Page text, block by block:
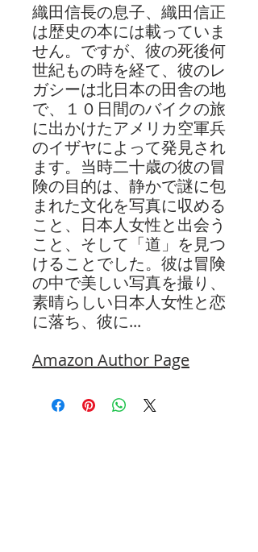
織田信長の息子、織田信正
は歴史の本には載っていま
せん。 ですが、彼の死後何
世紀もの時を経て、彼のレ
ガシーは北日本の田舎の地
で、１０日間のバイクの旅
に出かけたアメリカ空軍兵
のイザヤによって発見され
ます。当時二十歳の彼の冒
険の目的は、静かで謎に包
まれた文化を写真に収める
こと、
日本人女性と出会う
こと、 そして 「道」を 見つ
けることでした。彼は冒険
の中で美しい写真を撮り、
素晴らしい日本人女性と恋
に落ち、彼に...
Amazon Author Page